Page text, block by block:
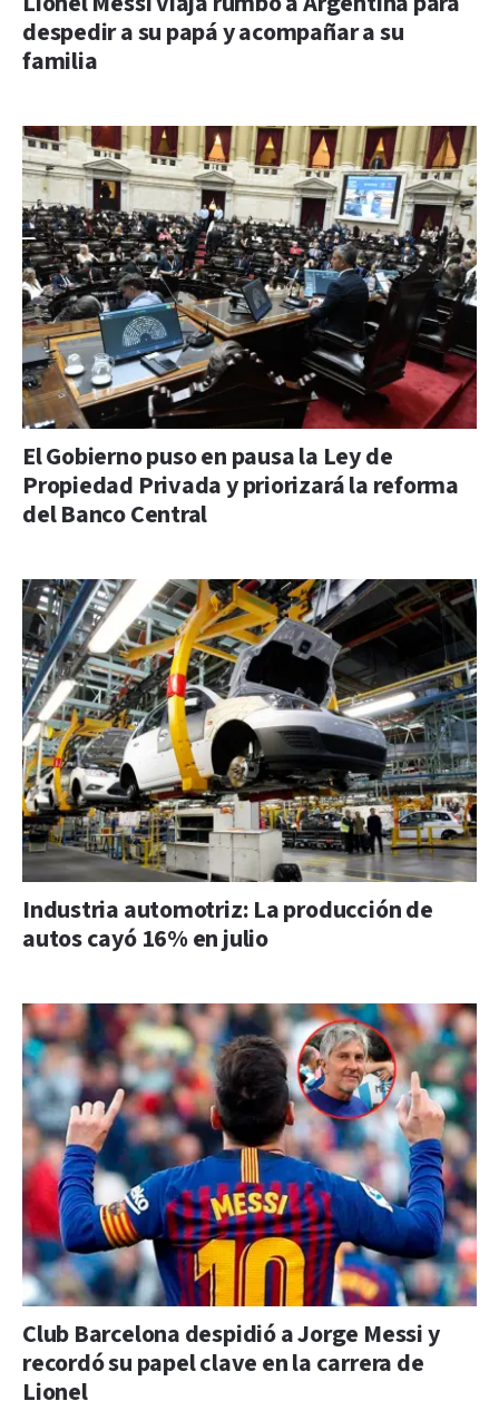
despedir a su papá y acompañar a su
familia
El Gobierno puso en pausa la Ley de
Propiedad Privada y priorizará la reforma
del Banco Central
Industria automotriz: La producción de
autos cayó 16% en julio
Club Barcelona despidió a Jorge Messi y
recordó su papel clave en la carrera de
Lionel